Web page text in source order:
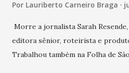
Por Lauriberto Carneiro Braga
Morre a jornalista Sarah
editora sênior, roteirista e
Trabalhou também na Folha de